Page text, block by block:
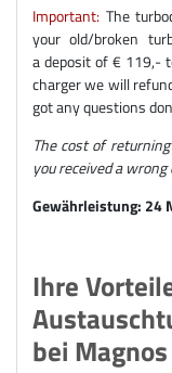
Important: The
your old/broken
a deposit of € 119,-
charger we will
got any questions
The cost of
you received a
Gewährleistung: 24
Ihre
bei